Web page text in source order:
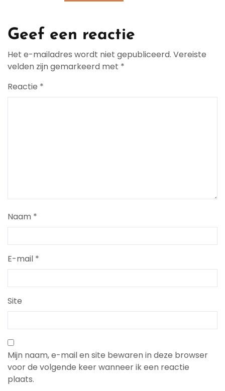
Geef een reactie
Het e-mailadres wordt niet gepubliceerd. Vereiste
velden zijn gemarkeerd met *
Reactie *
Naam *
E-mail *
Site
Mijn naam, e-mail en site bewaren in deze browser
voor de volgende keer wanneer ik een reactie
plaats.